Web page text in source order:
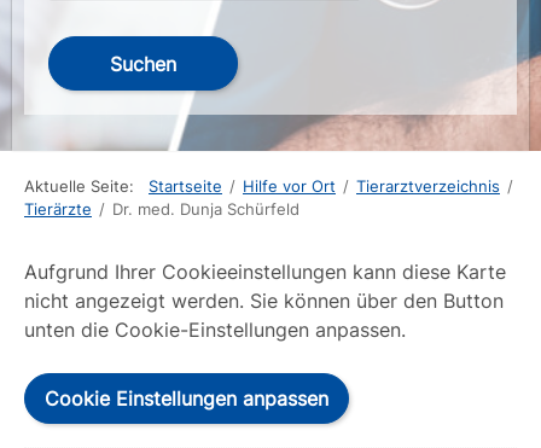
Suchen
Aktuelle Seite: Startseite / Hilfe vor Ort / Tierarztverzeichnis /
Tierärzte / Dr. med. Dunja Schürfeld
Aufgrund Ihrer Cookieeinstellungen kann diese Karte
nicht angezeigt werden. Sie können über den Button
unten die Cookie-Einstellungen anpassen.
Cookie Einstellungen anpassen